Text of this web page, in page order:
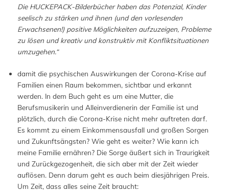
Die HUCKEPACK-Bilderbücher haben das Potenzial, Kinder
seelisch zu stärken und ihnen (und den vorlesenden
Erwachsenen!) positive Möglichkeiten aufzuzeigen, Probleme
zu lösen und kreativ und konstruktiv mit Konfliktsituationen
umzugehen.“
damit die psychischen Auswirkungen der Corona-Krise auf
Familien einen Raum bekommen, sichtbar und erkannt
werden. In dem Buch geht es um eine Mutter, die
Berufsmusikerin und Alleinverdienerin der Familie ist und
plötzlich, durch die Corona-Krise nicht mehr auftreten darf.
Es kommt zu einem Einkommensausfall und großen Sorgen
und Zukunftsängsten? Wie geht es weiter? Wie kann ich
meine Familie ernähren? Die Sorge äußert sich in Traurigkeit
und Zurückgezogenheit, die sich aber mit der Zeit wieder
auflösen. Denn darum geht es auch beim diesjährigen Preis.
Um Zeit, dass alles seine Zeit braucht: